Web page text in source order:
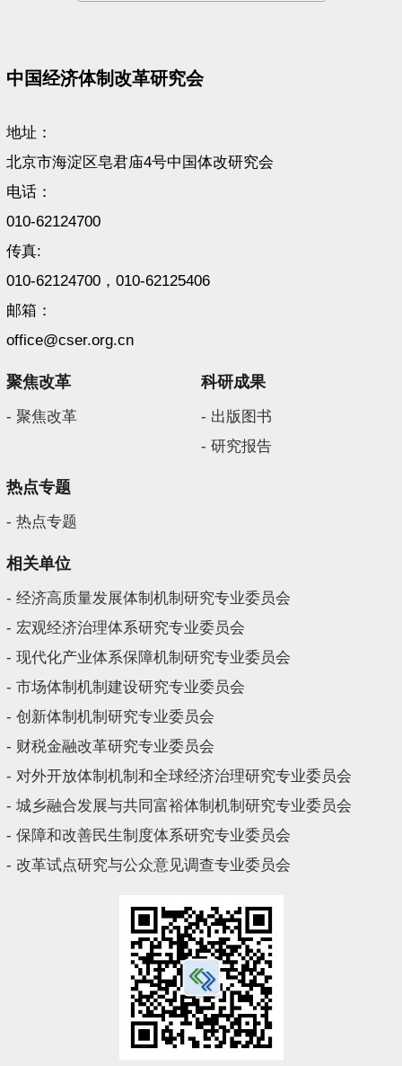
中国经济体制改革研究会
地址：
北京市海淀区皂君庙4号中国体改研究会
电话：
010-62124700
传真:
010-62124700，010-62125406
邮箱：
office@cser.org.cn
聚焦改革
- 聚焦改革
科研成果
- 出版图书
- 研究报告
热点专题
- 热点专题
相关单位
- 经济高质量发展体制机制研究专业委员会
- 宏观经济治理体系研究专业委员会
- 现代化产业体系保障机制研究专业委员会
- 市场体制机制建设研究专业委员会
- 创新体制机制研究专业委员会
- 财税金融改革研究专业委员会
- 对外开放体制机制和全球经济治理研究专业委员会
- 城乡融合发展与共同富裕体制机制研究专业委员会
- 保障和改善民生制度体系研究专业委员会
- 改革试点研究与公众意见调查专业委员会